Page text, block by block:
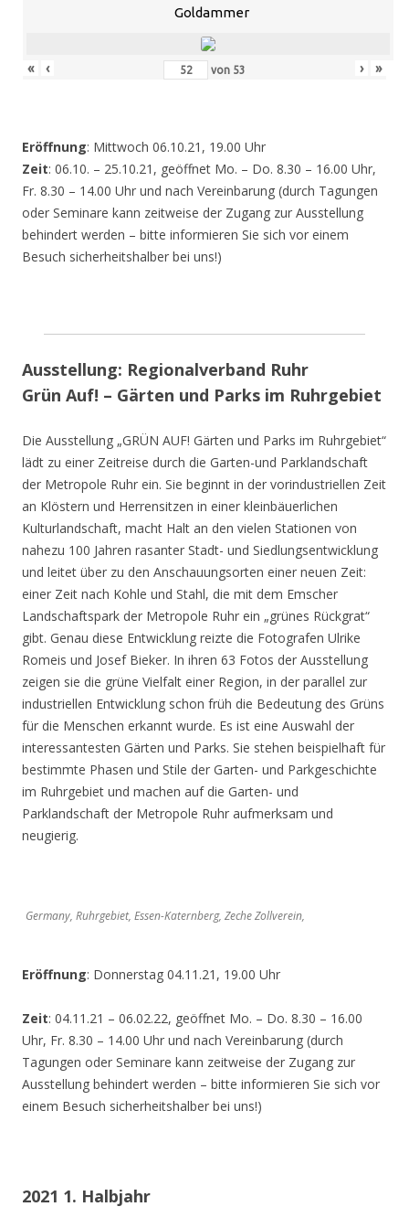
Goldammer
« ‹ von 53 › »
Eröffnung: Mittwoch 06.10.21, 19.00 Uhr
Zeit: 06.10. – 25.10.21, geöffnet Mo. – Do. 8.30 – 16.00 Uhr,
Fr. 8.30 – 14.00 Uhr und nach Vereinbarung (durch Tagungen
oder Seminare kann zeitweise der Zugang zur Ausstellung
behindert werden – bitte informieren Sie sich vor einem
Besuch sicherheitshalber bei uns!)
Ausstellung: Regionalverband Ruhr
Grün Auf! – Gärten und Parks im Ruhrgebiet
Die Ausstellung „GRÜN AUF! Gärten und Parks im Ruhrgebiet“
lädt zu einer Zeitreise durch die Garten-und Parklandschaft
der Metropole Ruhr ein. Sie beginnt in der vorindustriellen Zeit
an Klöstern und Herrensitzen in einer kleinbäuerlichen
Kulturlandschaft, macht Halt an den vielen Stationen von
nahezu 100 Jahren rasanter Stadt- und Siedlungsentwicklung
und leitet über zu den Anschauungsorten einer neuen Zeit:
einer Zeit nach Kohle und Stahl, die mit dem Emscher
Landschaftspark der Metropole Ruhr ein „grünes Rückgrat“
gibt. Genau diese Entwicklung reizte die Fotografen Ulrike
Romeis und Josef Bieker. In ihren 63 Fotos der Ausstellung
zeigen sie die grüne Vielfalt einer Region, in der parallel zur
industriellen Entwicklung schon früh die Bedeutung des Grüns
für die Menschen erkannt wurde. Es ist eine Auswahl der
interessantesten Gärten und Parks. Sie stehen beispielhaft für
bestimmte Phasen und Stile der Garten- und Parkgeschichte
im Ruhrgebiet und machen auf die Garten- und
Parklandschaft der Metropole Ruhr aufmerksam und
neugierig.
Germany, Ruhrgebiet, Essen-Katernberg, Zeche Zollverein,
Eröffnung: Donnerstag 04.11.21, 19.00 Uhr
Zeit: 04.11.21 – 06.02.22, geöffnet Mo. – Do. 8.30 – 16.00
Uhr, Fr. 8.30 – 14.00 Uhr und nach Vereinbarung (durch
Tagungen oder Seminare kann zeitweise der Zugang zur
Ausstellung behindert werden – bitte informieren Sie sich vor
einem Besuch sicherheitshalber bei uns!)
2021 1. Halbjahr